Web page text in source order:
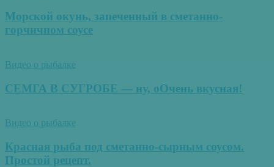
Морской окунь, запеченный в сметанно-
горчичном соусе
Видео о рыбалке
СЕМГА В СУГРОБЕ — ну, оОчень вкусная!
Видео о рыбалке
Красная рыба под сметанно-сырным соусом.
Простой рецепт.